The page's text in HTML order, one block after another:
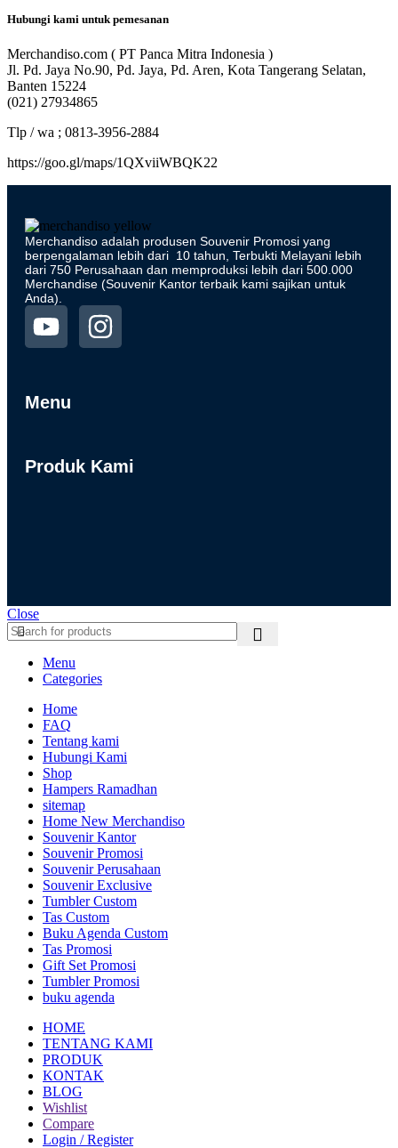
Hubungi kami untuk pemesanan
Merchandiso.com ( PT Panca Mitra Indonesia )
Jl. Pd. Jaya No.90, Pd. Jaya, Pd. Aren, Kota Tangerang Selatan,
Banten 15224
(021) 27934865
Tlp / wa ; 0813-3956-2884
https://goo.gl/maps/1QXviiWBQK22
Merchandiso adalah produsen Souvenir Promosi yang
berpengalaman lebih dari 10 tahun, Terbukti Melayani lebih
dari 750 Perusahaan dan memproduksi lebih dari 500.000
Merchandise (Souvenir Kantor terbaik kami sajikan untuk
Anda).
Menu
Produk Kami
Close
Menu
Categories
Home
FAQ
Tentang kami
Hubungi Kami
Shop
Hampers Ramadhan
sitemap
Home New Merchandiso
Souvenir Kantor
Souvenir Promosi
Souvenir Perusahaan
Souvenir Exclusive
Tumbler Custom
Tas Custom
Buku Agenda Custom
Tas Promosi
Gift Set Promosi
Tumbler Promosi
buku agenda
HOME
TENTANG KAMI
PRODUK
KONTAK
BLOG
Wishlist
Compare
Login / Register